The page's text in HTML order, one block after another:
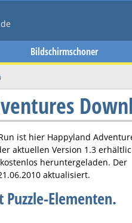
Bildschirmschoner
ist hier Happyland
aktuellen Version 1.3
heruntergeladen. Der
aktualisiert.
Elementen.